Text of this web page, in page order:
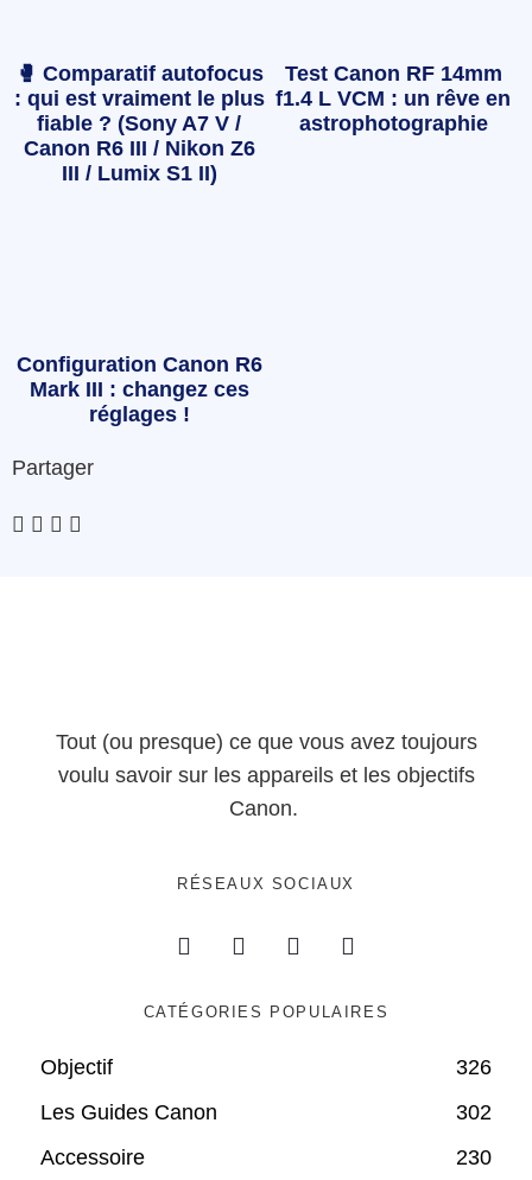
🥊 Comparatif autofocus
: qui est vraiment le plus
fiable ? (Sony A7 V /
Canon R6 III / Nikon Z6
III / Lumix S1 II)
Test Canon RF 14mm
f1.4 L VCM : un rêve en
astrophotographie
Configuration Canon R6
Mark III : changez ces
réglages !
Partager
Tout (ou presque) ce que vous avez toujours
voulu savoir sur les appareils et les objectifs
Canon.
RÉSEAUX SOCIAUX
CATÉGORIES POPULAIRES
Objectif
326
Les Guides Canon
302
Accessoire
230